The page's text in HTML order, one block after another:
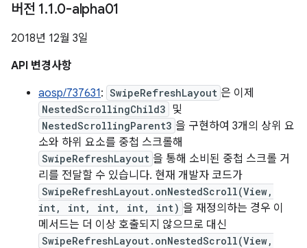
버전 1.1.0-alpha01
2018년 12월 3일
API 변경사항
aosp/737631: SwipeRefreshLayout 은 이제
NestedScrollingChild3 및
NestedScrollingParent3 을 구현하여 3개의 상위 요
소와 하위 요소를 중첩 스크롤해
SwipeRefreshLayout 을 통해 소비된 중첩 스크롤 거
리를 전달할 수 있습니다. 현재 개발자 코드가
SwipeRefreshLayout.onNestedScroll(View,
int, int, int, int, int) 을 재정의하는 경우 이
메서드는 더 이상 호출되지 않으므로 대신
SwipeRefreshLayout.onNestedScroll(View,